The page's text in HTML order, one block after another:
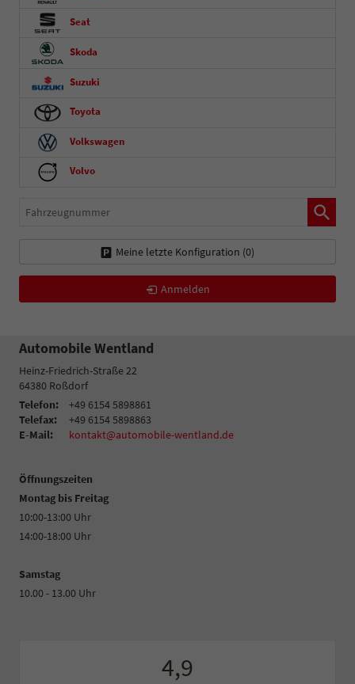
Seat
Skoda
Suzuki
Toyota
Volkswagen
Volvo
Fahrzeugnummer
Meine letzte Konfiguration (0)
Anmelden
Automobile Wentland
Heinz-Friedrich-Straße 22
64380 Roßdorf
Telefon:
+49 6154 5898861
Telefax:
+49 6154 5898863
E-Mail:
kontakt@automobile-wentland.de
Öffnungszeiten
Montag bis Freitag
10:00-13:00 Uhr
14:00-18:00 Uhr
Samstag
10.00 - 13.00 Uhr
4,9